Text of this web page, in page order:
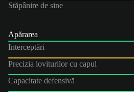
Stăpânire de sine
Apărarea
Interceptări
Precizia loviturilor cu capul
Capacitate defensivă